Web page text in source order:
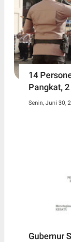
14
Pangkat,
Senin, Juni 30,
Gubernur